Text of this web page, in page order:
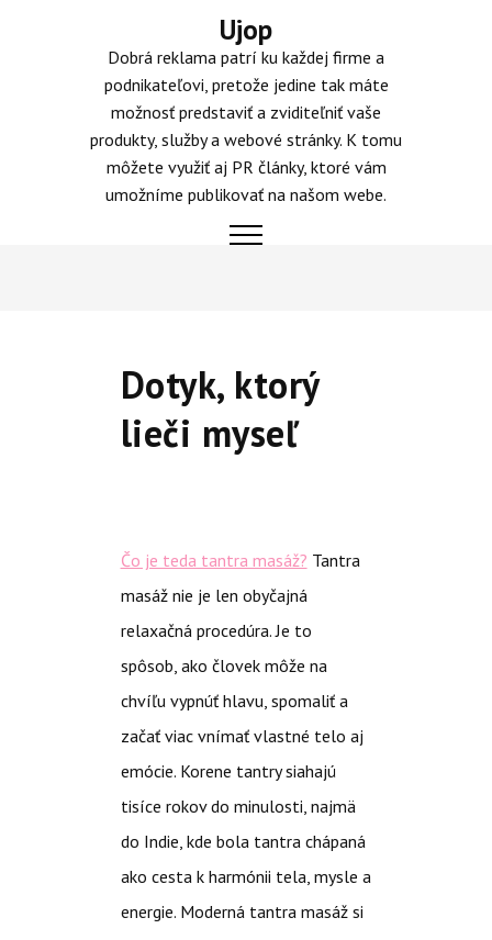
Ujop
Dobrá reklama patrí ku každej firme a
podnikateľovi, pretože jedine tak máte
možnosť predstaviť a zviditeľniť vaše
produkty, služby a webové stránky. K tomu
môžete využiť aj PR články, ktoré vám
umožníme publikovať na našom webe.
Dotyk, ktorý
lieči myseľ
Čo je teda tantra masáž? Tantra
masáž nie je len obyčajná
relaxačná procedúra. Je to
spôsob, ako človek môže na
chvíľu vypnúť hlavu, spomaliť a
začať viac vnímať vlastné telo aj
emócie. Korene tantry siahajú
tisíce rokov do minulosti, najmä
do Indie, kde bola tantra chápaná
ako cesta k harmónii tela, mysle a
energie. Moderná tantra masáž si